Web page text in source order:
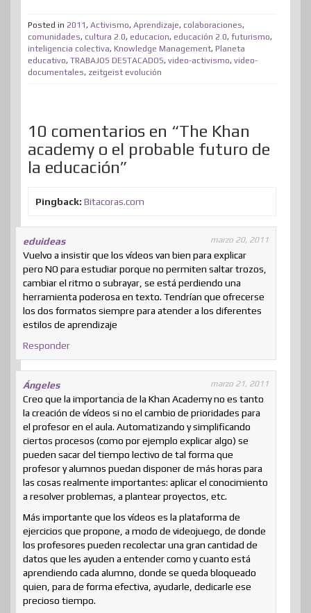
t
e
r
b
o
o
e
d
I
e
r
e
a
m
e
o
d
o
i
t
s
A
p
p
a
r
r
Posted in 2011 , Activismo, Aprendizaje, colaboraciones,
comunidades, cultura 2.0, educacion, educación 2.0, futurismo,
inteligencia colectiva, Knowledge Management, Planeta
educativo, TRABAJOS DESTACADOS, video-activismo, video-
documentales, zeitgeist evolución
10 comentarios en “The Khan
academy o el probable futuro de
la educación”
Pingback: Bitacoras.com
eduideas marzo 20, 2011
Vuelvo a insistir que los vídeos van bien para explicar
pero NO para estudiar porque no permiten saltar trozos,
cambiar el ritmo o subrayar, se está perdiendo una
herramienta poderosa en texto. Tendrían que ofrecerse
los dos formatos siempre para atender a los diferentes
estilos de aprendizaje
Responder
Ángeles marzo 21, 2011
Creo que la importancia de la Khan Academy no es tanto
la creación de vídeos si no el cambio de prioridades para
el profesor en el aula. Automatizando y simplificando
ciertos procesos (como por ejemplo explicar algo) se
pueden sacar del tiempo lectivo de tal forma que
profesor y alumnos puedan disponer de más horas para
las cosas realmente importantes: aplicar el conocimiento
a resolver problemas, a plantear proyectos, etc.
Más importante que los vídeos es la plataforma de
ejercicios que propone, a modo de videojuego, de donde
los profesores pueden recolectar una gran cantidad de
datos que les ayuden a entender como y cuanto está
aprendiendo cada alumno, donde se queda bloqueado
quien, para de forma efectiva, ayudarle, dedicarle ese
precioso tiempo.